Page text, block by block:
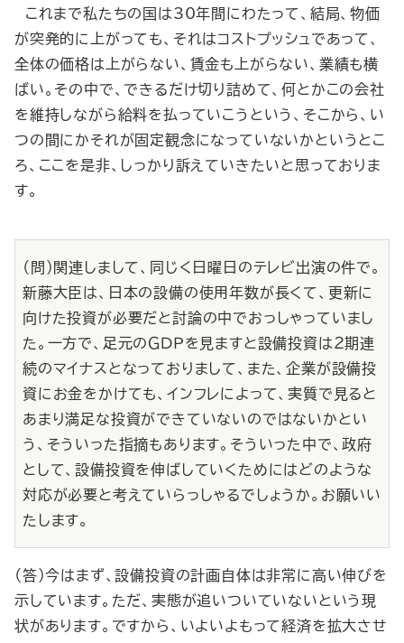
これまで私たちの国は30年間にわたって、結局、物価
が突発的に上がっても、それはコストプッシュであって、
全体の価格は上がらない、賃金も上がらない、業績も横
ばい。その中で、できるだけ切り詰めて、何とかこの会社
を維持しながら給料を払っていこうという、そこから、い
つの間にかそれが固定観念になっていないかというとこ
ろ、ここを是非、しっかり訴えていきたいと思っておりま
す。
（問）関連しまして、同じく日曜日のテレビ出演の件で。
新藤大臣は、日本の設備の使用年数が長くて、更新に
向けた投資が必要だと討論の中でおっしゃっていまし
た。一方で、足元のＧＤＰを見ますと設備投資は２期連
続のマイナスとなっておりまして、また、企業が設備投
資にお金をかけても、インフレによって、実質で見ると
あまり満足な投資ができていないのではないかとい
う、そういった指摘もあります。そういった中で、政府
として、設備投資を伸ばしていくためにはどのような
対応が必要と考えていらっしゃるでしょうか。お願いい
たします。
（答）今はまず、設備投資の計画自体は非常に高い伸びを
示しています。ただ、実態が追いついていないという現
状があります。ですから、いよいよもって経済を拡大させ